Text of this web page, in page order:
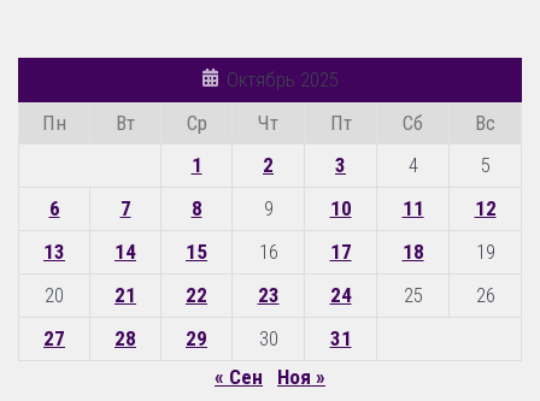
Октябрь 2025
Пн
Вт Ср Чт Пт Сб
Вс
1
2 3 4
5
6
7 8 9 10 11
12
13
14 15 16 17 18
19
20
21 22 23 24 25
26
27
28 29 30
31
« Сен
Ноя »